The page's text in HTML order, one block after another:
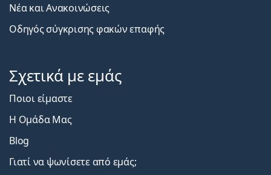
Νέα και Ανακοινώσεις
Οδηγός σύγκρισης φακών επαφής
Σχετικά με εμάς
Ποιοι είμαστε
Η Ομάδα Μας
Blog
Γιατί να ψωνίσετε από εμάς;